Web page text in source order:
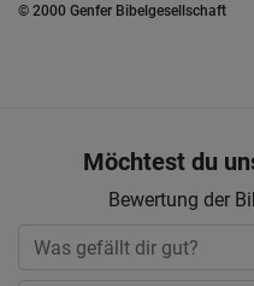
© 2000 Genfer Bibelgesellschaft
Möchtest du
Bewertung der